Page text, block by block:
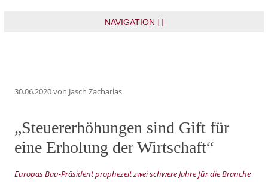
NAVIGATION
30.06.2020von Jasch Zacharias
„Steuererhöhungen sind Gift für
eine Erholung der Wirtschaft“
Europas Bau-Präsident prophezeit zwei schwere Jahre für die Branche